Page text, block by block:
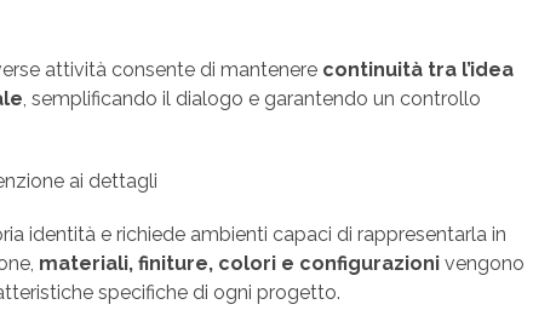
attività consente di mantenere continuità tra l’idea
, semplificando il dialogo e garantendo un controllo
ai dettagli
identità e richiede ambienti capaci di rappresentarla in
materiali, finiture, colori e configurazioni vengono
specifiche di ogni progetto.